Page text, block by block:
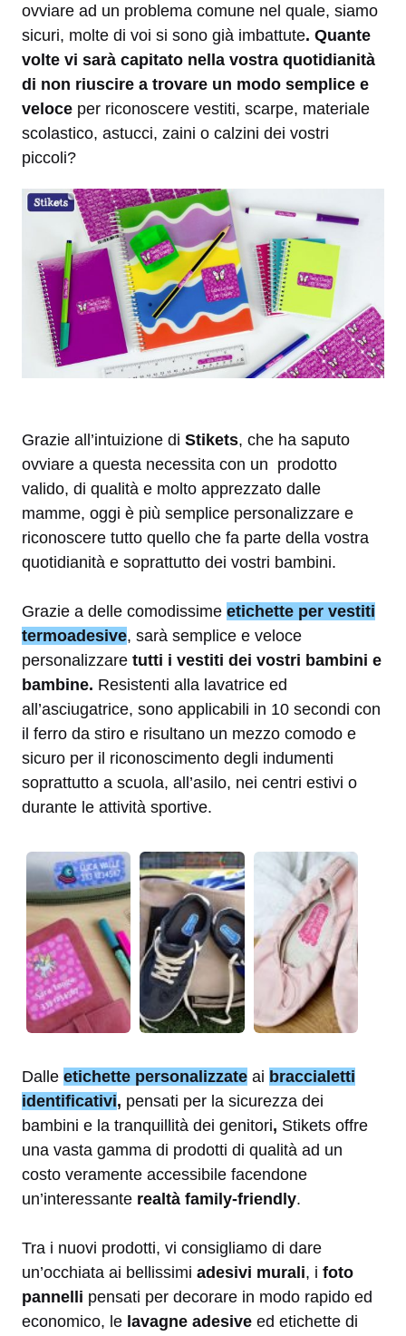
ovviare ad un problema comune nel quale, siamo
sicuri, molte di voi si sono già imbattute. Quante
volte vi sarà capitato nella vostra quotidianità
di non riuscire a trovare un modo semplice e
veloce per riconoscere vestiti, scarpe, materiale
scolastico, astucci, zaini o calzini dei vostri
piccoli?
Grazie all’intuizione di Stikets, che ha saputo
ovviare a questa necessita con un prodotto
valido, di qualità e molto apprezzato dalle
mamme, oggi è più semplice personalizzare e
riconoscere tutto quello che fa parte della vostra
quotidianità e soprattutto dei vostri bambini.
Grazie a delle comodissime etichette per vestiti
termoadesive, sarà semplice e veloce
personalizzare tutti i vestiti dei vostri bambini e
bambine. Resistenti alla lavatrice ed
all’asciugatrice, sono applicabili in 10 secondi con
il ferro da stiro e risultano un mezzo comodo e
sicuro per il riconoscimento degli indumenti
soprattutto a scuola, all’asilo, nei centri estivi o
durante le attività sportive.
Dalle etichette personalizzate ai braccialetti
identificativi, pensati per la sicurezza dei
bambini e la tranquillità dei genitori, Stikets offre
una vasta gamma di prodotti di qualità ad un
costo veramente accessibile facendone
un’interessante realtà family-friendly.
Tra i nuovi prodotti, vi consigliamo di dare
un’occhiata ai bellissimi adesivi murali, i foto
pannelli pensati per decorare in modo rapido ed
economico, le lavagne adesive ed etichette di